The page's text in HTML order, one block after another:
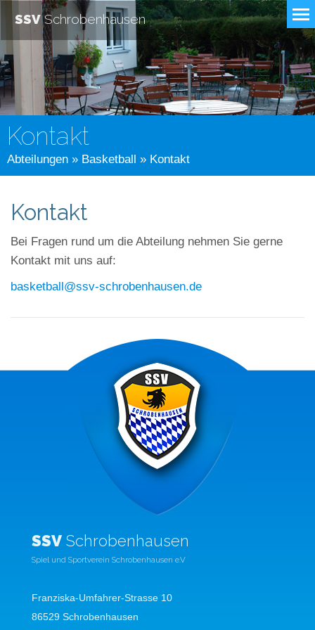
SSVSchrobenhausen
Kontakt
Abteilungen » Basketball » Kontakt
Kontakt
Bei Fragen rund um die Abteilung nehmen Sie gerne
Kontakt mit uns auf:
basketball@ssv-schrobenhausen.de
SSVSchrobenhausen
Spiel und Sportverein Schrobenhausen e.V
Franziska-Umfahrer-Strasse 10
86529 Schrobenhausen